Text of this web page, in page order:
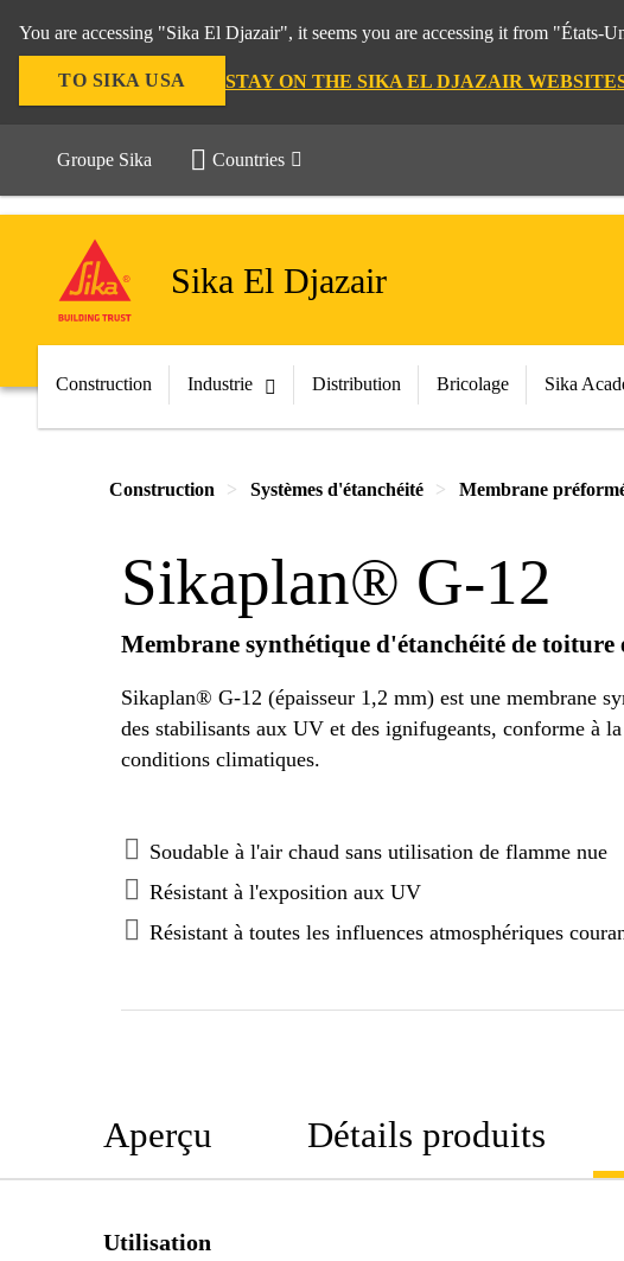
You are accessing "Sika El Djazair", it seems you are accessing it from "États-
TO SIKA USA STAY ON THE SIKA EL DJAZAIR WEBSITE
Groupe Sika Countries
Sika El Djazair
Construction Industrie Distribution Bricolage Sika
Construction Systèmes d'étanchéité Membrane
Sikaplan® G-12
Membrane synthétique d'étanchéité de toiture
Sikaplan® G-12 (épaisseur 1,2 mm) est une membrane
des stabilisants aux UV et des ignifugeants, conforme à
conditions climatiques.
Soudable à l'air chaud sans utilisation de flamme nue
Résistant à l'exposition aux UV
Résistant à toutes les influences atmosphériques
Aperçu Détails produits
Utilisation